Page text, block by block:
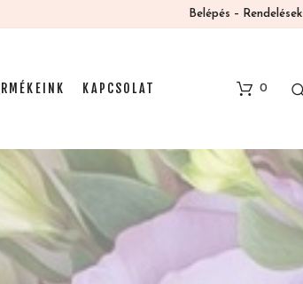
Belépés – Rendelések
0
KAPCSOLAT